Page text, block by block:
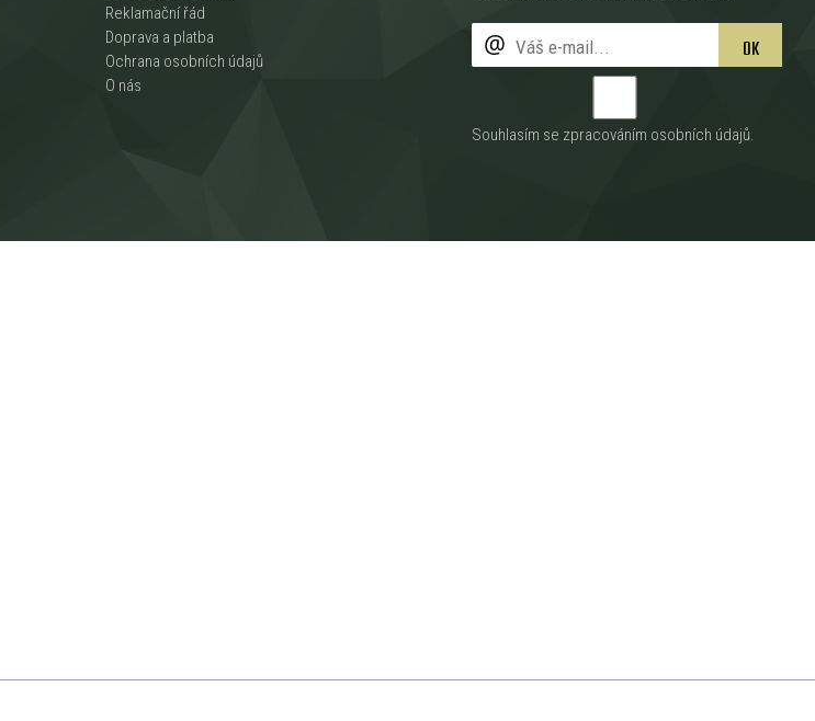
Reklamační řád
Doprava a platba
Ochrana osobních údajů
O nás
OK
Souhlasím se zpracováním osobních údajů.